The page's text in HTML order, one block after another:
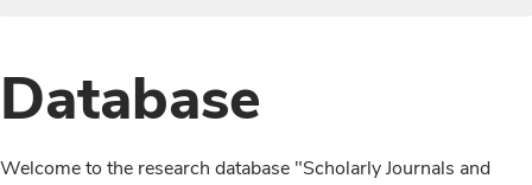
Database
Welcome to the research database "Scholarly Journals and